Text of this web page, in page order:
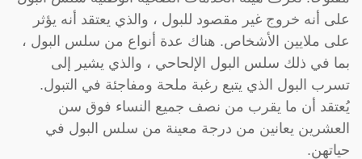
على أنه خروج غير مقصود للبول ، والذي يعتقد أنه يؤثر
على ملايين الأشخاص. هناك عدة أنواع من سلس البول ،
بما في ذلك سلس البول الإلحاحي ، والذي يشير إلى
تسرب البول الذي يتبع رغبة ملحة ومفاجئة في التبول.
يُعتقد أن ما يقرب من نصف جميع النساء فوق سن
العشرين يعانين من درجة معينة من سلس البول في
حياتهن.